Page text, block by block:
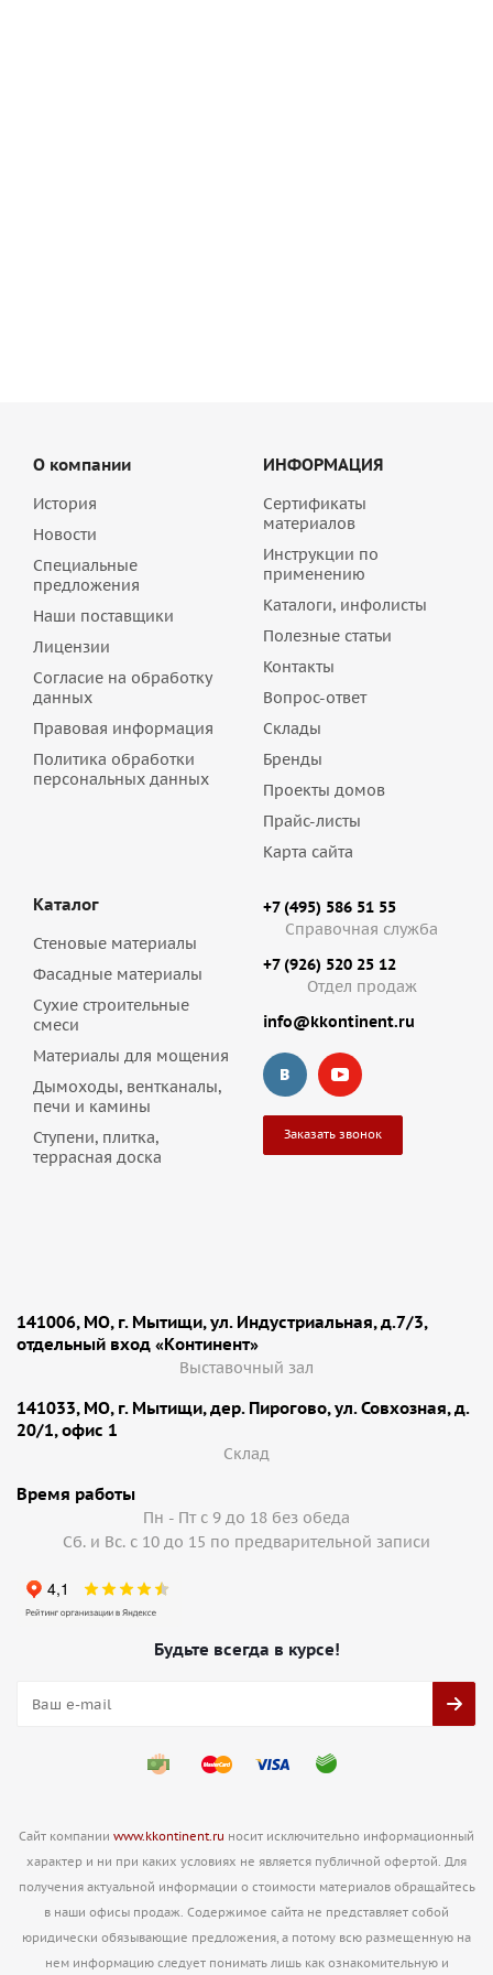
О компании
История
Новости
Специальные
предложения
Наши поставщики
Лицензии
Согласие на обработку
данных
Правовая информация
Политика обработки
персональных данных
ИНФОРМАЦИЯ
Сертификаты
материалов
Инструкции по
применению
Каталоги, инфолисты
Полезные статьи
Контакты
Вопрос-ответ
Склады
Бренды
Проекты домов
Прайс-листы
Карта сайта
Каталог
Стеновые материалы
Фасадные материалы
Сухие строительные
смеси
Материалы для мощения
Дымоходы, вентканалы,
печи и камины
Ступени, плитка,
террасная доска
+7 (495) 586 51 55
Справочная служба
+7 (926) 520 25 12
Отдел продаж
info@kkontinent.ru
Заказать звонок
141006, МО, г. Мытищи, ул. Индустриальная, д.7/3,
отдельный вход «Континент»
Выставочный зал
141033, МО, г. Мытищи, дер. Пирогово, ул. Совхозная, д.
20/1, офис 1
Cклад
Время работы
Пн - Пт с 9 до 18 без обеда
Сб. и Вс. с 10 до 15 по предварительной записи
Будьте всегда в курсе!
Сайт компании www.kkontinent.ru носит исключительно информационный
характер и ни при каких условиях не является публичной офертой. Для
получения актуальной информации о стоимости материалов обращайтесь
в наши офисы продаж. Содержимое сайта не представляет собой
юридически обязывающие предложения, а потому всю размещенную на
нем информацию следует понимать лишь как ознакомительную и